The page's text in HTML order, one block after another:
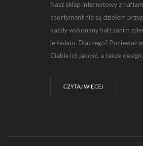
Nasz sklep internetowy z
asortyment nie są dziełem
każdy wykonany haft zanim
je światu. Dlaczego? Ponieważ
Ciebie ich jakość, a także design.
CZYTAJ WIĘCEJ